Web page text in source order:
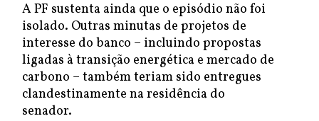
A PF sustenta ainda que o episódio não foi
isolado. Outras minutas de projetos de
interesse do banco – incluindo propostas
ligadas à transição energética e mercado de
carbono – também teriam sido entregues
clandestinamente na residência do
senador.